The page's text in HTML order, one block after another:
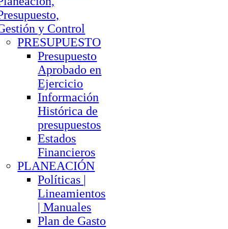
y Control
PRESUPUESTO
Presupuesto
Aprobado en
Ejercicio
Información
Histórica de
presupuestos
Estados
Financieros
PLANEACIÓN
Políticas |
Lineamientos
| Manuales
Plan de Gasto